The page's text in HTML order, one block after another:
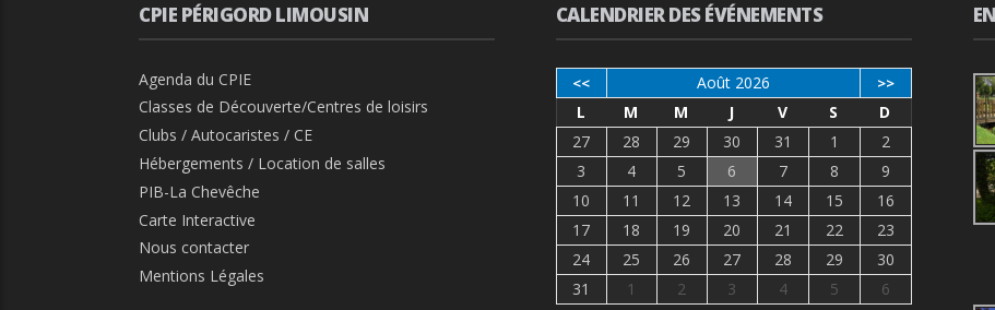
CPIE PÉRIGORD LIMOUSIN
Agenda du CPIE
Classes de Découverte/Centres de loisirs
Clubs / Autocaristes / CE
Hébergements / Location de salles
PIB-La Chevêche
Carte Interactive
Nous contacter
Mentions Légales
CALENDRIER DES ÉVÉNEMENTS
<< Août 2026 >>
L M M J V S
D
27
28 29 30 31 1
2
3
4 5 6 7 8
9
10
11 12 13 14 15
16
17
18 19 20 21 22
23
24
25 26 27 28 29
30
31
1 2 3 4 5 6